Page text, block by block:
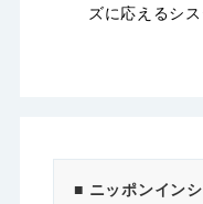
ズに応えるシ
■ ニッポンイン